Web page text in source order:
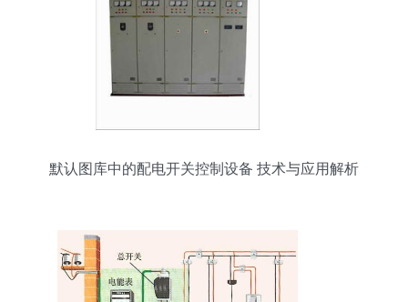
默认图库中的配电开关控制设备 技术与应用解析